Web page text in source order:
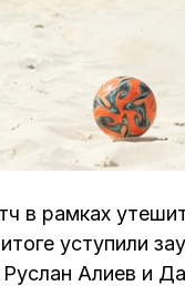
в рамках
уступили
Руслан Алиев и